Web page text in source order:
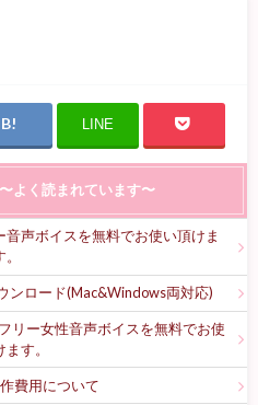
LINE
よく読まれています〜
声ボイスを無料でお使い頂けま
ンロード(Mac&Windows両対応)
リー女性音声ボイスを無料でお使
す。
費用について